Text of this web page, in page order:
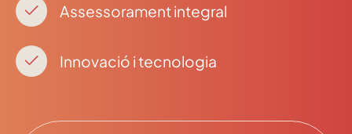
Assessorament integral
Innovació i tecnologia